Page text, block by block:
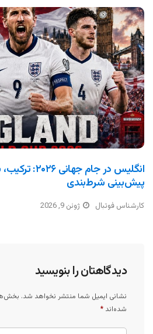
انگلیس در جام
پیش‌بینی شرط‌بندی
کارشناس فوتبال ژوئن 9, 2026
دیدگاهتان را بنویسید
نشانی ایمیل شما منتشر نخواهد شد.
شده‌اند *